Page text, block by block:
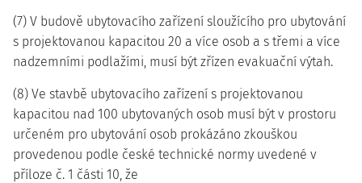
(7) V budově ubytovacího zařízení sloužícího pro ubytování
s projektovanou kapacitou 20 a více osob a s třemi a více
nadzemními podlažími, musí být zřízen evakuační výtah.
(8) Ve stavbě ubytovacího zařízení s projektovanou
kapacitou nad 100 ubytovaných osob musí být v prostoru
určeném pro ubytování osob prokázáno zkouškou
provedenou podle české technické normy uvedené v
příloze č. 1 části 10, že